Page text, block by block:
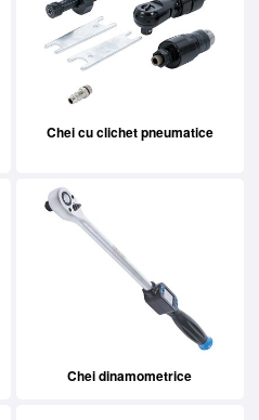
Chei cu clichet pneumatice
Chei dinamometrice